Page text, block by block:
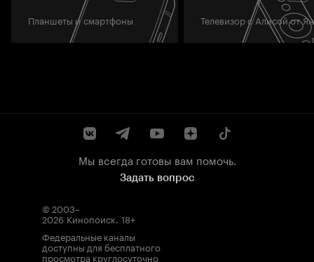
Планшеты и смартфоны Телевизор с Алисой от
Мы всегда готовы вам помочь.
Задать вопрос
© 2003–
2026 Кинопоиск. 18+
Федеральные каналы
доступны для бесплатного
просмотра круглосуточно